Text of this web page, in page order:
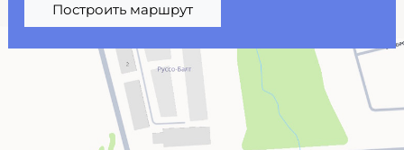
Построить маршрут